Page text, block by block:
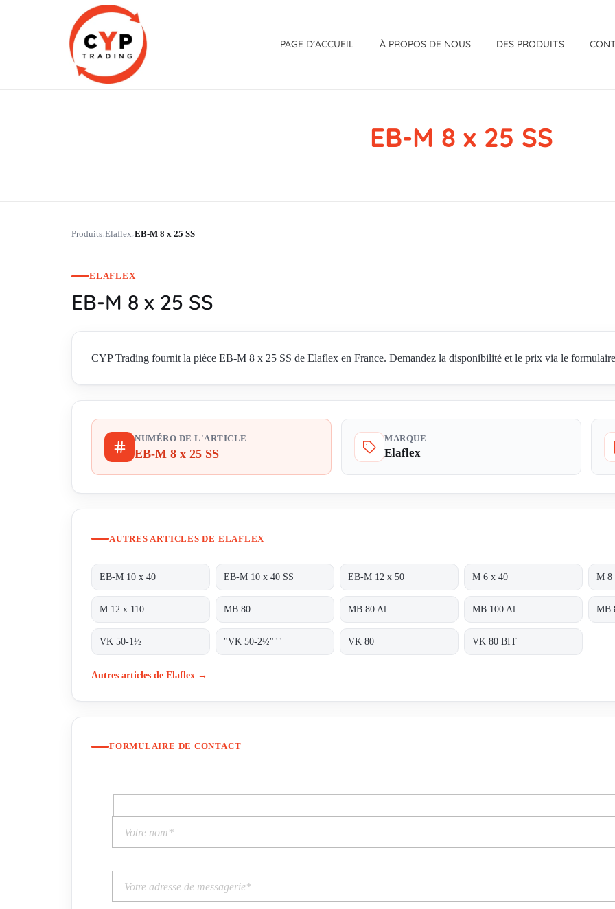
PAGE D’ACCUEIL À PROPOS DE NOUS DES PRODUITS
EB-M 8 x 25 SS
Produits›Elaflex›EB-M 8 x 25 SS
ELAFLEX
EB-M 8 x 25 SS
CYP Trading fournit la pièce EB-M 8 x 25 SS de Elaflex en France. Demandez la disponibilité et le prix via le
NUMÉRO DE L'ARTICLE
EB-M 8 x 25 SS
MARQUE
Elaflex
AUTRES ARTICLES DE ELAFLEX
EB-M 10 x 40 EB-M 10 x 40 SS EB-M 12 x 50 M 6 x 40 M 8
M 12 x 110 MB 80 MB 80 Al MB 100 Al MB
VK 50-1½ "VK 50-2½""" VK 80 VK 80 BIT
Autres articles de Elaflex →
FORMULAIRE DE CONTACT